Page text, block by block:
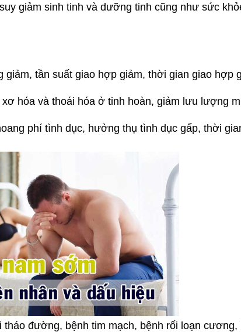
giảm sinh tinh và dưỡng tinh cũng như sức
tần suất giao hợp giảm, thời gian giao hợp
hóa và thoái hóa ở tinh hoàn, giảm lưu lượng
phí tình dục, hưởng thụ tình dục gấp, thời
đường, bệnh tim mạch, bệnh rối loạn